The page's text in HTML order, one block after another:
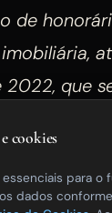
de
2022, que
baseado
ou em
cookies
essenciais para o
dados